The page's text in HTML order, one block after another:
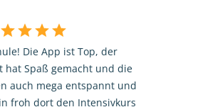
Die App ist Top, der
Spaß gemacht und die
auch mega entspannt und
froh dort den Intensivkurs